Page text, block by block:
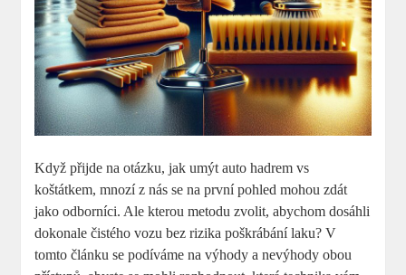
Když přijde na otázku, jak umýt auto hadrem vs
koštátkem, mnozí z nás se na první pohled mohou zdát
jako odborníci. Ale kterou metodu zvolit, abychom dosáhli
dokonale čistého vozu bez rizika poškrábání laku? V
tomto článku se podíváme na výhody a nevýhody obou